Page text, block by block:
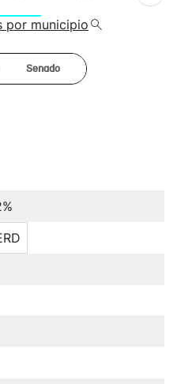
por municipio
Senado